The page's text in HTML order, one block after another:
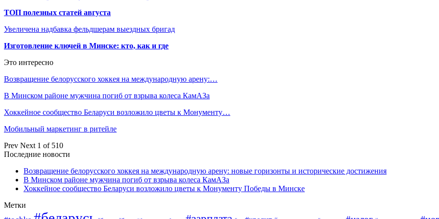
ТОП полезных статей августа
Увеличена надбавка фельдшерам выездных бригад
Изготовление ключей в Минске: кто, как и где
Это интересно
Возвращение белорусского хоккея на международную арену:…
В Минском районе мужчина погиб от взрыва колеса КамАЗа
Хоккейное сообщество Беларуси возложило цветы к Монументу…
Мобильный маркетинг в ритейле
Prev Next 1 of 510
Последние новости
Возвращение белорусского хоккея на международную арену: новые горизонты и исторические достижения
В Минском районе мужчина погиб от взрыва колеса КамАЗа
Хоккейное сообщество Беларуси возложило цветы к Монументу Победы в Минске
Метки